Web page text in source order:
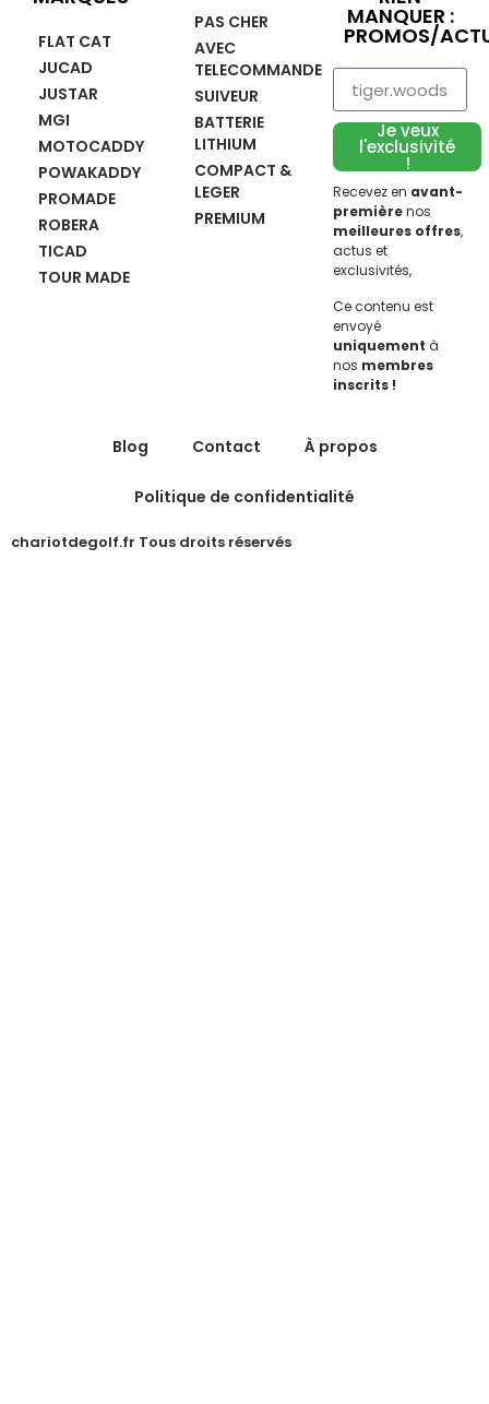
FLAT CAT
JUCAD
JUSTAR
MGI
MOTOCADDY
POWAKADDY
PROMADE
ROBERA
TICAD
TOUR MADE
PAS CHER
AVEC
TELECOMMANDE
SUIVEUR
BATTERIE
LITHIUM
COMPACT &
LEGER
PREMIUM
MANQUER :
PROMOS/
Je veux
l'exclusivité
!
Recevez en avant-
premièrenos
meilleures offres,
actus et
exclusivités,
Ce contenu est
envoyé
uniquement à
nos membres
inscrits !
chariotdegolf.fr Tous droits réservés
Blog Contact À propos
Politique de confidentialité